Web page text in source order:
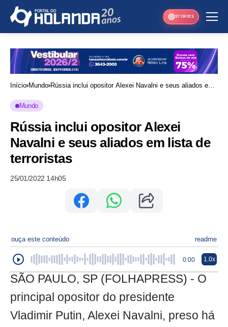
STORIES
Início Mundo Rússia inclui opositor Alexei Navalni e seus aliados em
Mundo
Rússia inclui opositor Alexei
Navalni e seus aliados em lista de
terroristas
25/01/2022 14h05
ouça este conteúdo readme
0:00 1.0x
SÃO PAULO, SP (FOLHAPRESS) - O
principal opositor do presidente
Vladimir Putin, Alexei Navalni, preso há